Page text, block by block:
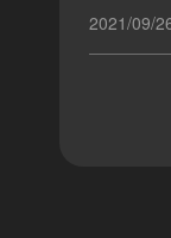
2021/09/